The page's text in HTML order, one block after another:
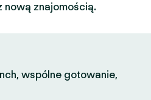
nową znajomością.
wspólne gotowanie,